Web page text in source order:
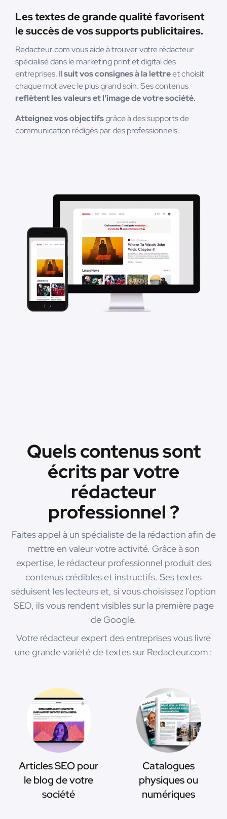
Les textes de grande qualité favorisent
le succès de vos supports publicitaires.
Redacteur.com vous aide à trouver votre rédacteur
spécialisé dans le marketing print et digital des
entreprises. Ilsuit vos consignes à la lettreet choisit
chaque mot avec le plus grand soin. Ses contenus
reflètent les valeurs et l'image de votre société.
Atteignez vos objectifsgrâce à des supports de
communication rédigés par des professionnels.
Quels contenus sont
écrits par votre
rédacteur
professionnel ?
Faites appel à un spécialiste de la rédaction afin de
mettre en valeur votre activité. Grâce à son
expertise, le rédacteur professionnel produit des
contenus crédibles et instructifs. Ses textes
séduisent les lecteurs et, si vous choisissez l'option
SEO, ils vous rendent visibles sur la première page
de Google.
Votre rédacteur expert des entreprises vous livre
une grande variété de textes sur Redacteur.com :
Articles SEO pour
le blog de votre
société
Catalogues
physiques ou
numériques